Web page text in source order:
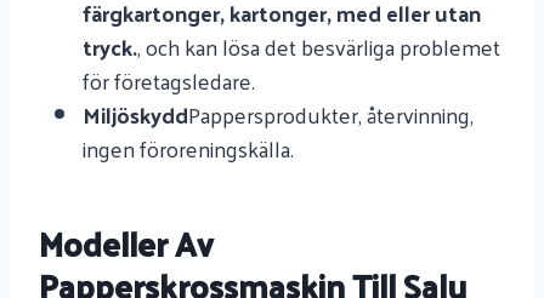
färgkartonger, kartonger, med eller utan
tryck., och kan lösa det besvärliga problemet
för företagsledare.
MiljöskyddPappersprodukter, återvinning,
ingen föroreningskälla.
Modeller Av
Papperskrossmaskin Till Salu